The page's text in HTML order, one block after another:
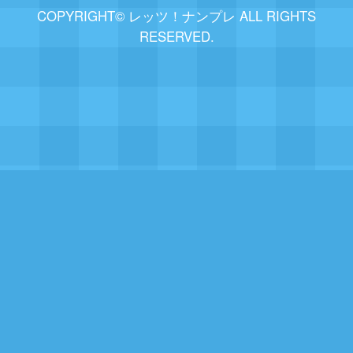
COPYRIGHT© レッツ！ナンプレ ALL RIGHTS
RESERVED.